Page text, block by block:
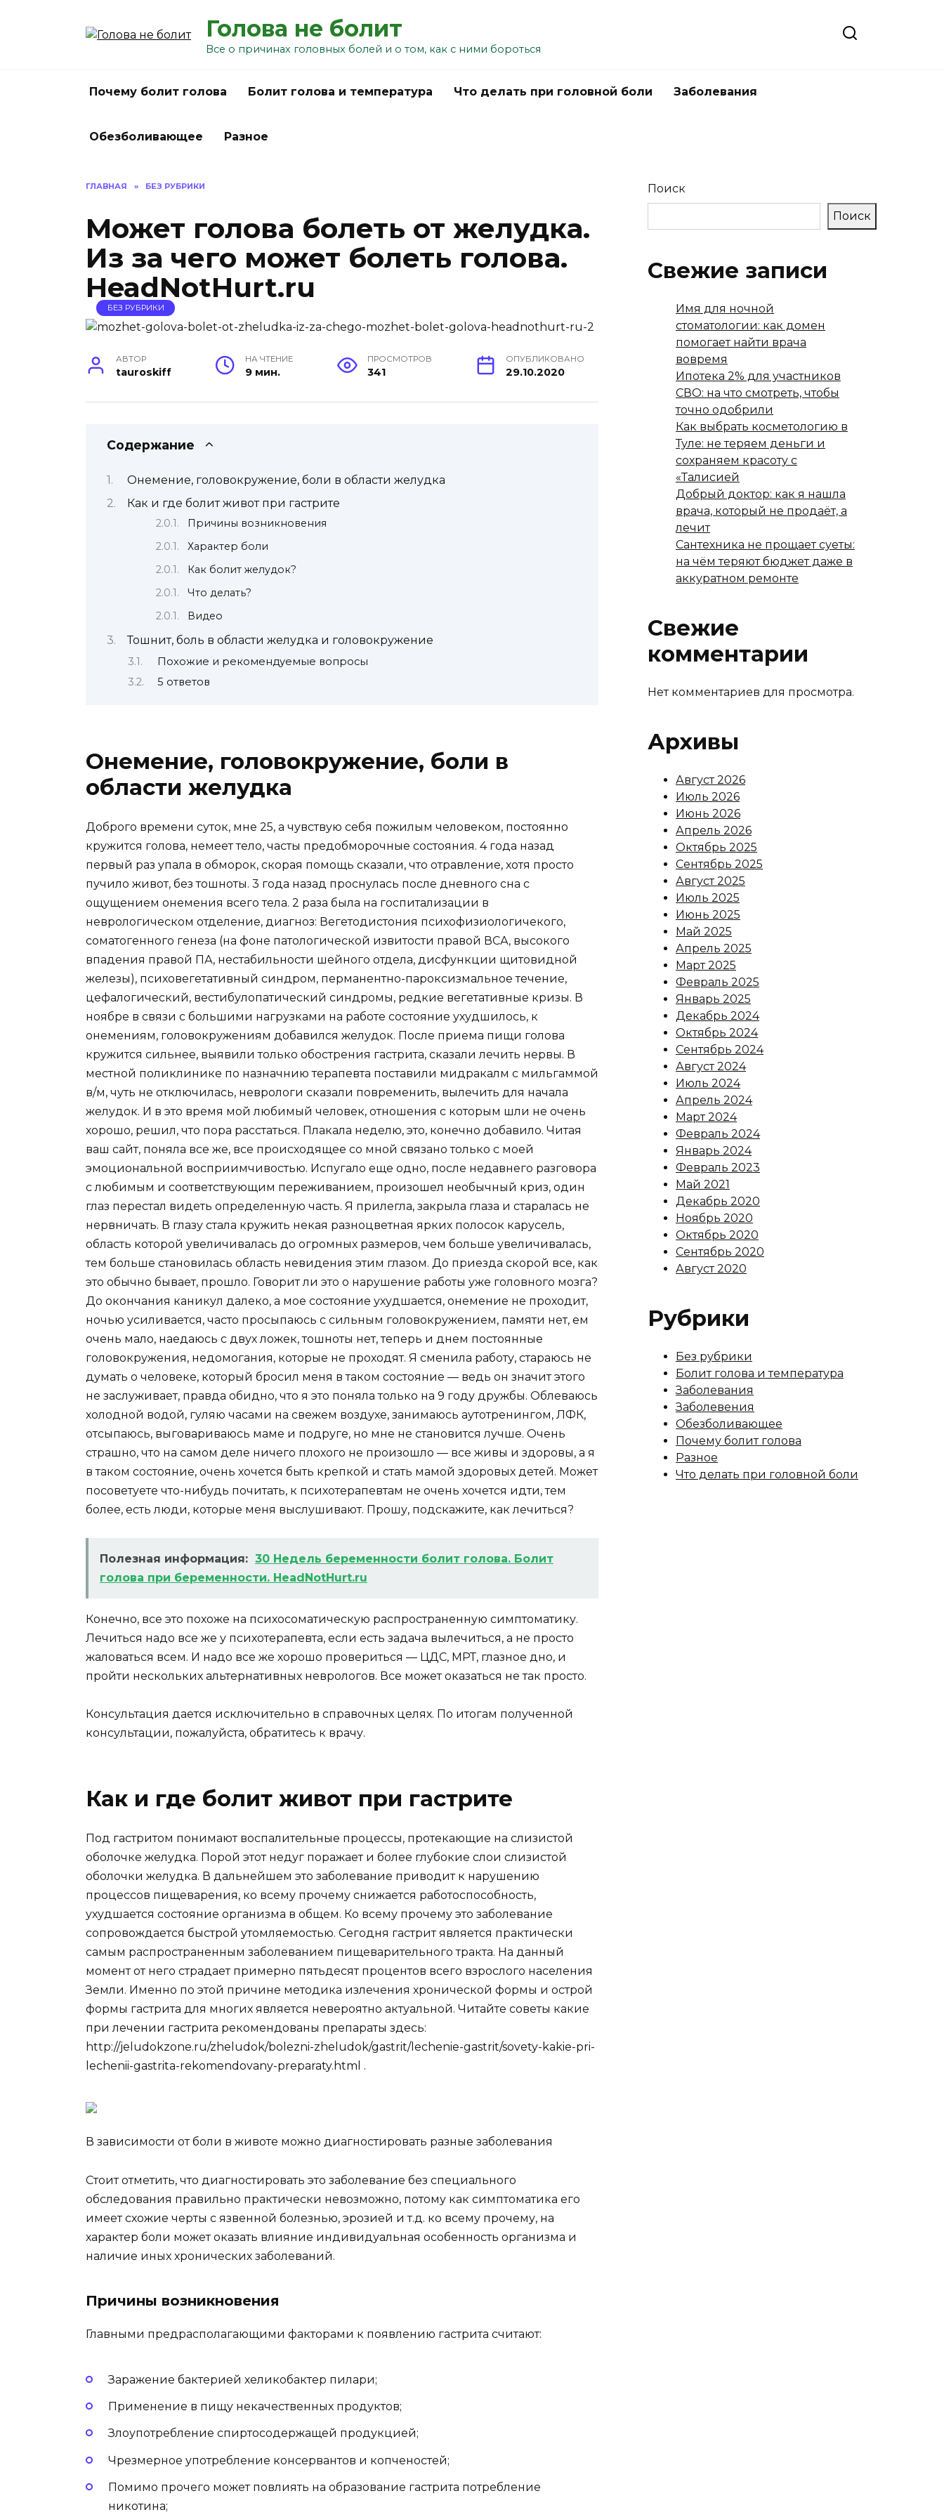
Голова не болит
Все о причинах головных болей и о том, как с ними бороться
Почему болит голова Болит голова и температура Что делать при головной боли Заболевания
Обезболивающее Разное
ГЛАВНАЯ » БЕЗ РУБРИКИ
Может голова болеть от желудка.
Из за чего может болеть голова.
HeadNotHurt.ru
БЕЗ РУБРИКИ
АВТОР
tauroskiff
НА ЧТЕНИЕ
9 мин.
ПРОСМОТРОВ
341
ОПУБЛИКОВАНО
29.10.2020
Содержание
Онемение, головокружение, боли в области желудка
Как и где болит живот при гастрите
Причины возникновения
Характер боли
Как болит желудок?
Что делать?
Видео
Тошнит, боль в области желудка и головокружение
Похожие и рекомендуемые вопросы
5 ответов
Онемение, головокружение, боли в
области желудка
Доброго времени суток, мне 25, а чувствую себя пожилым человеком, постоянно
кружится голова, немеет тело, часты предобморочные состояния. 4 года назад
первый раз упала в обморок, скорая помощь сказали, что отравление, хотя просто
пучило живот, без тошноты. 3 года назад проснулась после дневного сна с
ощущением онемения всего тела. 2 раза была на госпитализации в
неврологическом отделение, диагноз: Вегетодистония психофизиологичекого,
соматогенного генеза (на фоне патологической извитости правой ВСА, высокого
впадения правой ПА, нестабильности шейного отдела, дисфункции щитовидной
железы), психовегетативный синдром, перманентно-пароксизмальное течение,
цефалогический, вестибулопатический синдромы, редкие вегетативные кризы. В
ноябре в связи с большими нагрузками на работе состояние ухудшилось, к
онемениям, головокружениям добавился желудок. После приема пищи голова
кружится сильнее, выявили только обострения гастрита, сказали лечить нервы. В
местной поликлинике по назначнию терапевта поставили мидракалм с мильгаммой
в/м, чуть не отключилась, неврологи сказали повременить, вылечить для начала
желудок. И в это время мой любимый человек, отношения с которым шли не очень
хорошо, решил, что пора расстаться. Плакала неделю, это, конечно добавило. Читая
ваш сайт, поняла все же, все происходящее со мной связано только с моей
эмоциональной восприимчивостью. Испугало еще одно, после недавнего разговора
с любимым и соответствующим переживанием, произошел необычный криз, один
глаз перестал видеть определенную часть. Я прилегла, закрыла глаза и старалась не
нервничать. В глазу стала кружить некая разноцветная ярких полосок карусель,
область которой увеличивалась до огромных размеров, чем больше увеличивалась,
тем больше становилась область невидения этим глазом. До приезда скорой все, как
это обычно бывает, прошло. Говорит ли это о нарушение работы уже головного мозга?
До окончания каникул далеко, а мое состояние ухудшается, онемение не проходит,
ночью усиливается, часто просыпаюсь с сильным головокружением, памяти нет, ем
очень мало, наедаюсь с двух ложек, тошноты нет, теперь и днем постоянные
головокружения, недомогания, которые не проходят. Я сменила работу, стараюсь не
думать о человеке, который бросил меня в таком состояние — ведь он значит этого
не заслуживает, правда обидно, что я это поняла только на 9 году дружбы. Облеваюсь
холодной водой, гуляю часами на свежем воздухе, занимаюсь аутотренингом, ЛФК,
отсыпаюсь, выговариваюсь маме и подруге, но мне не становится лучше. Очень
страшно, что на самом деле ничего плохого не произошло — все живы и здоровы, а я
в таком состояние, очень хочется быть крепкой и стать мамой здоровых детей. Может
посоветуете что-нибудь почитать, к психотерапевтам не очень хочется идти, тем
более, есть люди, которые меня выслушивают. Прошу, подскажите, как лечиться?
Полезная информация: 30 Недель беременности болит голова. Болит
голова при беременности. HeadNotHurt.ru
Конечно, все это похоже на психосоматическую распространенную симптоматику.
Лечиться надо все же у психотерапевта, если есть задача вылечиться, а не просто
жаловаться всем. И надо все же хорошо провериться — ЦДС, МРТ, глазное дно, и
пройти нескольких альтернативных неврологов. Все может оказаться не так просто.
Консультация дается исключительно в справочных целях. По итогам полученной
консультации, пожалуйста, обратитесь к врачу.
Как и где болит живот при гастрите
Под гастритом понимают воспалительные процессы, протекающие на слизистой
оболочке желудка. Порой этот недуг поражает и более глубокие слои слизистой
оболочки желудка. В дальнейшем это заболевание приводит к нарушению
процессов пищеварения, ко всему прочему снижается работоспособность,
ухудшается состояние организма в общем. Ко всему прочему это заболевание
сопровождается быстрой утомляемостью. Сегодня гастрит является практически
самым распространенным заболеванием пищеварительного тракта. На данный
момент от него страдает примерно пятьдесят процентов всего взрослого населения
Земли. Именно по этой причине методика излечения хронической формы и острой
формы гастрита для многих является невероятно актуальной. Читайте советы какие
при лечении гастрита рекомендованы препараты здесь:
http://jeludokzone.ru/zheludok/bolezni-zheludok/gastrit/lechenie-gastrit/sovety-kakie-pri-
lechenii-gastrita-rekomendovany-preparaty.html .
В зависимости от боли в животе можно диагностировать разные заболевания
Стоит отметить, что диагностировать это заболевание без специального
обследования правильно практически невозможно, потому как симптоматика его
имеет схожие черты с язвенной болезнью, эрозией и т.д. ко всему прочему, на
характер боли может оказать влияние индивидуальная особенность организма и
наличие иных хронических заболеваний.
Причины возникновения
Главными предрасполагающими факторами к появлению гастрита считают:
Заражение бактерией хеликобактер пилари;
Применение в пищу некачественных продуктов;
Злоупотребление спиртосодержащей продукцией;
Чрезмерное употребление консервантов и копченостей;
Помимо прочего может повлиять на образование гастрита потребление
никотина;
Поиск
Поиск
Свежие записи
Имя для ночной
стоматологии: как домен
помогает найти врача
вовремя
Ипотека 2% для участников
СВО: на что смотреть, чтобы
точно одобрили
Как выбрать косметологию в
Туле: не теряем деньги и
сохраняем красоту с
«Талисией
Добрый доктор: как я нашла
врача, который не продаёт, а
лечит
Сантехника не прощает суеты:
на чём теряют бюджет даже в
аккуратном ремонте
Свежие
комментарии
Нет комментариев для просмотра.
Архивы
Август 2026
Июль 2026
Июнь 2026
Апрель 2026
Октябрь 2025
Сентябрь 2025
Август 2025
Июль 2025
Июнь 2025
Май 2025
Апрель 2025
Март 2025
Февраль 2025
Январь 2025
Декабрь 2024
Октябрь 2024
Сентябрь 2024
Август 2024
Июль 2024
Апрель 2024
Март 2024
Февраль 2024
Январь 2024
Февраль 2023
Май 2021
Декабрь 2020
Ноябрь 2020
Октябрь 2020
Сентябрь 2020
Август 2020
Рубрики
Без рубрики
Болит голова и температура
Заболевания
Заболевения
Обезболивающее
Почему болит голова
Разное
Что делать при головной боли